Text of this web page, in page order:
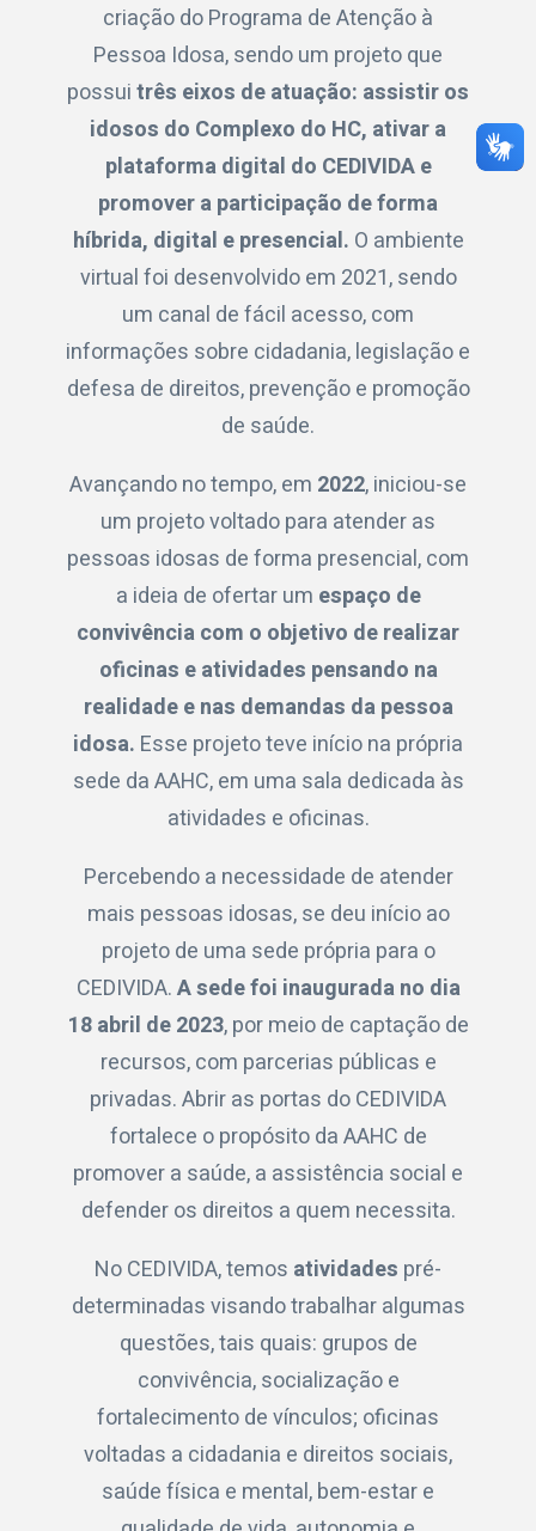
criação do Programa de Atenção à
Pessoa Idosa, sendo um projeto que
possuitrês eixos de atuação: assistir os
idosos do Complexo do HC, ativar a
plataforma digital do CEDIVIDA e
promover a participação de forma
híbrida, digital e presencial. O ambiente
virtual foi desenvolvido em 2021, sendo
um canal de fácil acesso, com
informações sobre cidadania, legislação e
defesa de direitos, prevenção e promoção
de saúde.
Avançando no tempo, em 2022, iniciou-se
um projeto voltado para atender as
pessoas idosas de forma presencial, com
a ideia de ofertar um espaço de
convivência com o objetivo de realizar
oficinas e atividades pensando na
realidade e nas demandas da pessoa
idosa. Esse projeto teve início na própria
sede da AAHC, em uma sala dedicada às
atividades e oficinas.
Percebendo a necessidade de atender
mais pessoas idosas, se deu início ao
projeto de uma sede própria para o
CEDIVIDA.A sede foi inaugurada no dia
18 abril de 2023, por meio de captação de
recursos, com parcerias públicas e
privadas. Abrir as portas do CEDIVIDA
fortalece o propósito da AAHC de
promover a saúde, a assistência social e
defender os direitos a quem necessita.
No CEDIVIDA, temos atividades pré-
determinadas visando trabalhar algumas
questões, tais quais: grupos de
convivência, socialização e
fortalecimento de vínculos; oficinas
voltadas a cidadania e direitos sociais,
saúde física e mental, bem-estar e